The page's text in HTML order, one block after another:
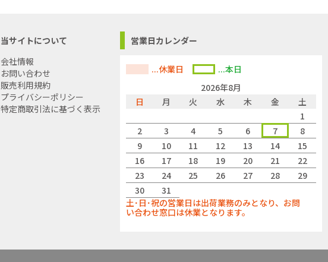
当サイトについて
会社情報
お問い合わせ
販売利用規約
プライバシーポリシー
特定商取引法に基づく表示
営業日カレンダー
...休業日
...本日
2026年8月
日
月 火 水 木 金
土
1
2
3 4 5 6 7
8
9
10 11 12 13 14
15
16
17 18 19 20 21
22
23
24 25 26 27 28
29
30
31
土･日･祝の営業日は出荷業務のみとなり、お問
い合わせ窓口は休業となります。